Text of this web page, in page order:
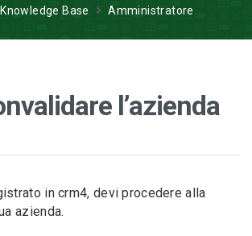
Knowledge Base Amministratore
l’azienda
in crm4, devi procedere alla
azienda.